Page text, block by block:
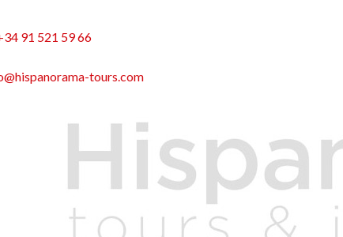
91 521 59 66
tours.com